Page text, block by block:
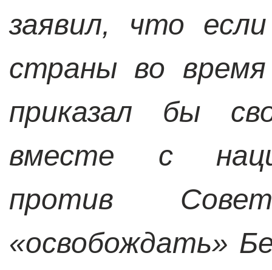
заявил, что
страны во
приказал бы
вместе с
против
«освобождать»